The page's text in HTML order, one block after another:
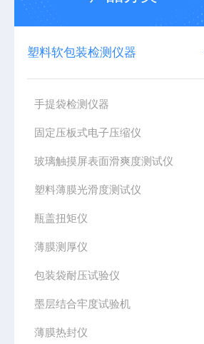
塑料软包装检测仪器
手提袋检测仪器
固定压板式电子压缩仪
玻璃触摸屏表面滑爽度测试仪
塑料薄膜光滑度测试仪
瓶盖扭矩仪
薄膜测厚仪
包装袋耐压试验仪
墨层结合牢度试验机
薄膜热封仪